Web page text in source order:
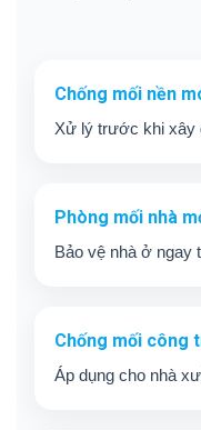
Chống mối nền
Xử lý trước khi xây
Phòng mối nhà
Bảo vệ nhà ở ngay
Chống mối công
Áp dụng cho nhà